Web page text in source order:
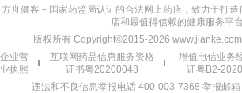
方舟健客－国家药监局认证的合法网上药店，致力于打
店和最值得信赖的健康服务平台
版权所有 Copyright©2015-2026
企业营
业执照
互联网药品信息服务资格
证书粤20200048
增值电信业务
证粤B2-
违法和不良信息举报电话 400-003-7368 举报邮